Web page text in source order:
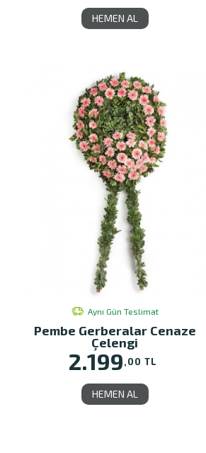
HEMEN AL
Aynı Gün Teslimat
Pembe Gerberalar Cenaze
Çelengi
2.199,00 TL
HEMEN AL